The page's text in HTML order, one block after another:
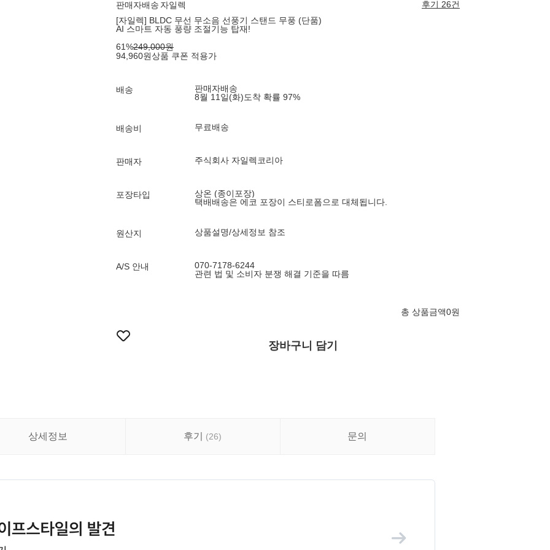
판매자배송 자일렉
후기 26건
[자일렉] BLDC 무선 무소음 선풍기 스탠드 무풍 (단품)
AI 스마트 자동 풍량 조절기능 탑재!
61%249,000원
94,960원상품 쿠폰 적용가
배송
판매자배송
8월 11일(화)도착 확률 97%
배송비 무료배송
판매자 주식회사 자일렉코리아
포장타입
상온 (종이포장)
택배배송은 에코 포장이 스티로폼으로 대체됩니다.
원산지 상품설명/상세정보 참조
A/S 안내
070-7178-6244
관련 법 및 소비자 분쟁 해결 기준을 따름
총 상품금액0원
장바구니 담기
상세정보 후기 (26) 문의